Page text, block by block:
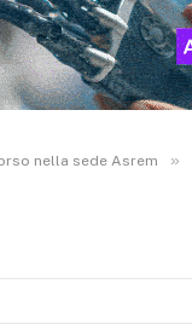
nella sede Asrem »